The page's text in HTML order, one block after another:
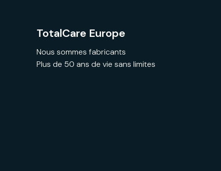
TotalCare Europe
Nous sommes fabricants
Plus de 50 ans de vie sans limites